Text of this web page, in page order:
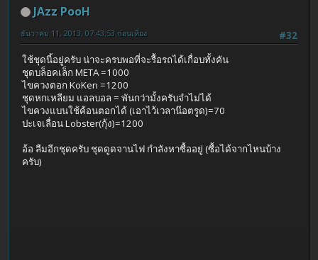
JAzz PooH
#32
ธันวาคม 11, 2013, 07:43:53 ก่อนเที่ยง
ใช้ชุดนี้อยู่ครับ น่าจะครบพอที่จะรื้อรถได้เกื่อบทั้งคัน
ชุดบล็อคเล็ก META =1000
ไขควงตอก KoKen =1200
ชุดหกเหลียม แอลบอล = พันกว่ามั้งครับจำไม่ได้
ไขควงแบนใช้ค้อนตอกได้ (เอาไว้เวลาน๊อตรูด)=70
ปะเจเลื่อน Lobster(กุ้ง)=1200
อ้อ ลืมอีกชุดครับ ชุดดูดจานไฟ กำลังหาซื้ออยู่ (ซื้อได้จากไหนบ้าง
ครับ)